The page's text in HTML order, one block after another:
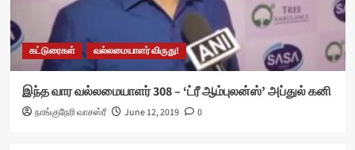
கட்டுரைகள் வல்லமையாளர் விருது!
இந்த வார வல்லமையாளர் 308 – ‘ட்ரீ ஆம்புலன்ஸ்’ அப்துல் கனி
நாங்குநேரி வாசஸ்ரீ June 12, 2019 0